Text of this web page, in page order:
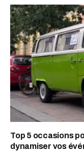
Top 5 occasions
dynamiser vos